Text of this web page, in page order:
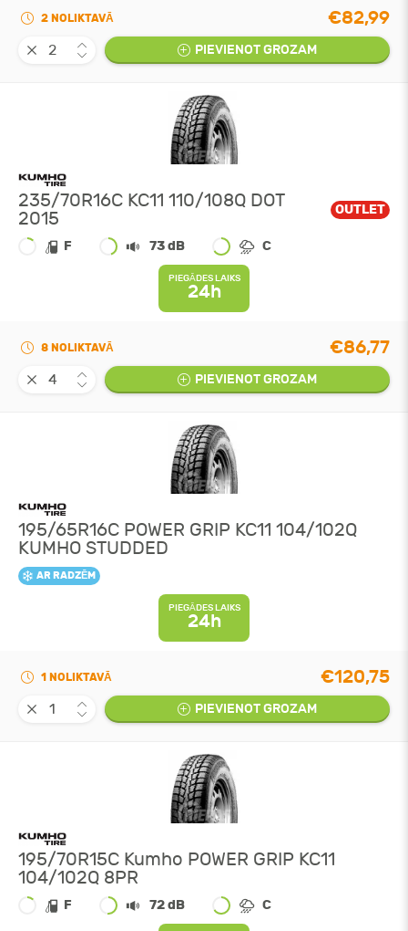
2 NOLIKTAVĀ €82,99
PIEVIENOT GROZAM
235/70R16C KC11 110/108Q DOT
2015
OUTLET
F 73 dB C
PIEGĀDES LAIKS
24h
8 NOLIKTAVĀ €86,77
PIEVIENOT GROZAM
195/65R16C POWER GRIP KC11 104/102Q
KUMHO STUDDED
AR RADZĒM
PIEGĀDES LAIKS
24h
1 NOLIKTAVĀ €120,75
PIEVIENOT GROZAM
195/70R15C Kumho POWER GRIP KC11
104/102Q 8PR
F 72 dB C